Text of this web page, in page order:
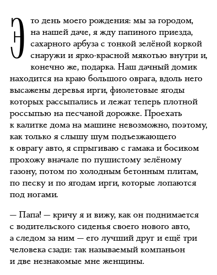
Э то день моего рождения: мы за городом,
на нашей даче, я жду папиного приезда,
сахарного арбуза с тонкой зелёной коркой
снаружи и ярко-красной мякотью внутри и,
конечно же, подарка. Наш дачный домик
находится на краю большого оврага, вдоль него
высажены деревья ирги, фиолетовые ягоды
которых рассыпались и лежат теперь плотной
россыпью на песчаной дорожке. Проехать
к калитке дома на машине невозможно, поэтому,
как только я слышу шум подъезжающего
к оврагу авто, я спрыгиваю с гамака и босиком
прохожу вначале по пушистому зелёному
газону, потом по холодным бетонным плитам,
по песку и по ягодам ирги, которые лопаются
под ногами.
— Папа! — кричу я и вижу, как он поднимается
с водительского сиденья своего нового авто,
а следом за ним — его лучший друг и ещё три
человека сзади: так называемый компаньон
и две незнакомые мне женщины.